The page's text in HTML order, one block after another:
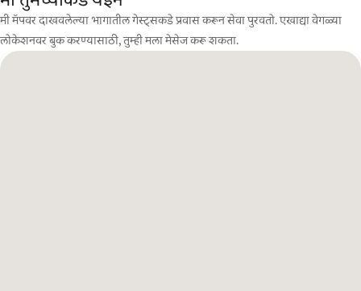
मी मॅपवर दाखवलेल्या भागातील गेस्ट्सकडे प्रवास करून सेवा पुरवतो. एखाद्या वेगळ्या
लोकेशनवर बुक करण्यासाठी, तुम्ही मला मेसेज करू शकता.